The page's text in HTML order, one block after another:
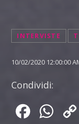
INTERVISTE
10/02/2020 12:00:00
Condividi:
Facebook